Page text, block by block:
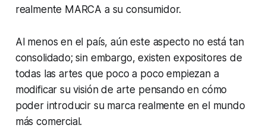
realmente MARCA a su consumidor.
Al menos en el país, aún este aspecto no está tan
consolidado; sin embargo, existen expositores de
todas las artes que poco a poco empiezan a
modificar su visión de arte pensando en cómo
poder introducir su marca realmente en el mundo
más comercial.